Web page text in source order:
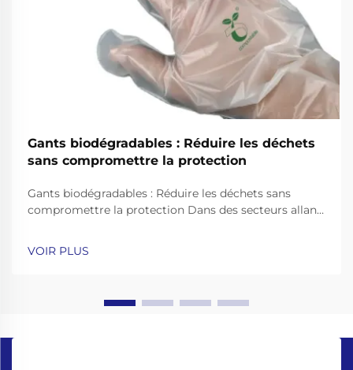
Gants biodégradables : Réduire les déchets
sans compromettre la protection
Gants biodégradables : Réduire les déchets sans
compromettre la protection Dans des secteurs allant
sécurité. Cependant, les gants traditionnels fabriqués
VOIR PLUS